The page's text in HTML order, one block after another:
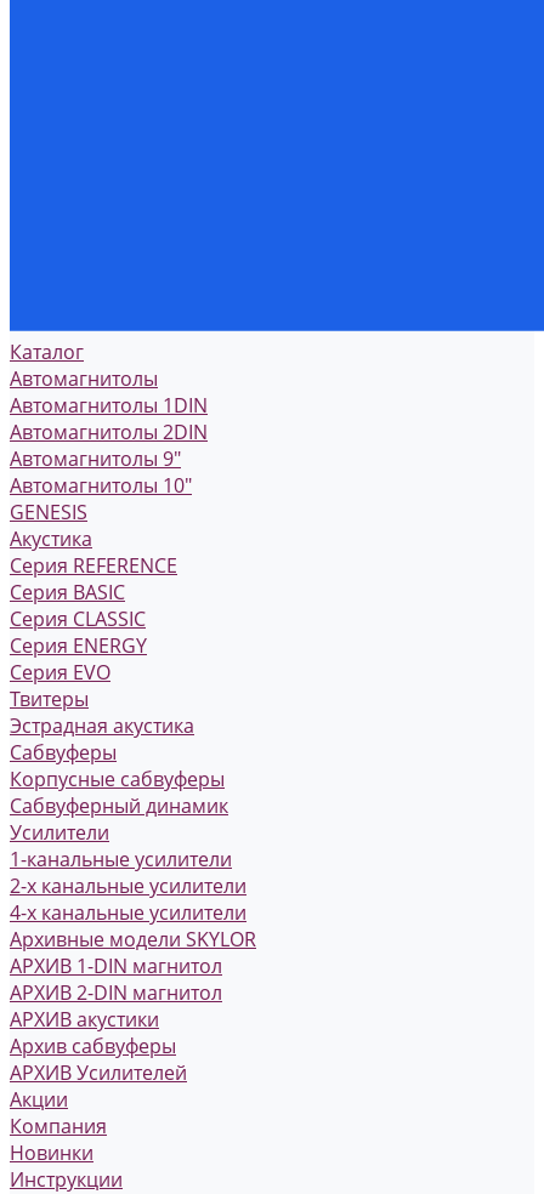
Каталог
Автомагнитолы
Автомагнитолы 1DIN
Автомагнитолы 2DIN
Автомагнитолы 9"
Автомагнитолы 10"
GENESIS
Акустика
Серия REFERENCE
Серия BASIC
Серия CLASSIC
Серия ENERGY
Серия EVO
Твитеры
Эстрадная акустика
Сабвуферы
Корпусные сабвуферы
Сабвуферный динамик
Усилители
1-канальные усилители
2-х канальные усилители
4-х канальные усилители
Архивные модели SKYLOR
АРХИВ 1-DIN магнитол
АРХИВ 2-DIN магнитол
АРХИВ акустики
Архив сабвуферы
АРХИВ Усилителей
Акции
Компания
Новинки
Инструкции